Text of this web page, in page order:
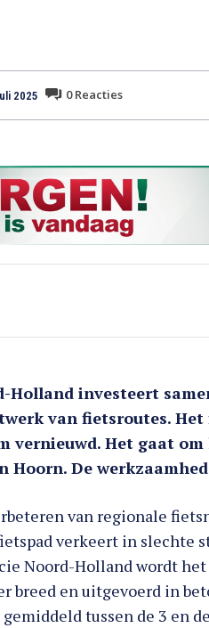
2025 0Reacties
Holland investeert
van fietsroutes.
vernieuwd. Het gaat om
Hoorn. De
van regionale
verkeert in slechte
Noord-Holland wordt
breed en uitgevoerd in
tussen de 3 en